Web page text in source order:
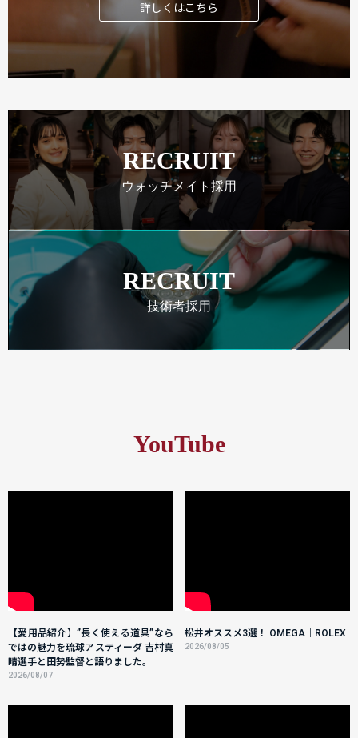
詳しくはこちら
RECRUIT
ウォッチメイト採用
RECRUIT
技術者採用
YouTube
【愛用品紹介】”長く使える道具”なら
ではの魅力を琉球アスティーダ 吉村真
晴選手と田㔟監督と語りました。
2026/08/07
松井オススメ3選！ OMEGA｜ROLEX
2026/08/05